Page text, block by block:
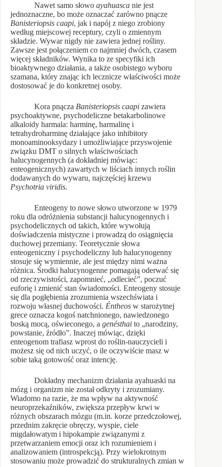
Nawet samo słowo ayahuasca nie jest
jednoznaczne, bo może oznaczać zarówno pnącze
Banisteriopsis caapi, jak i napój z niego zrobiony
według miejscowej receptury, czyli o zmiennym
składzie. Wywar nigdy nie zawiera jednej rośliny.
Zawsze jest połączeniem co najmniej dwóch, czasem
więcej składników. Wynika to ze specyfiki ich
bioaktywnego działania, a także osobistego wyboru
szamana, który znając ich lecznicze właściwości może
dostosować je do konkretnej osoby.
Kora pnącza Banisteriopsis caapi zawiera
psychoaktywne, psychodeliczne betakarbolinowe
alkaloidy harmala: harminę, harmalinę i
tetrahydroharminę działające jako inhibitory
monoaminooksydazy i umożliwiające przyswojenie
związku DMT o silnych właściwościach
halucynogennych (a dokładniej mówiąc:
enteogenicznych) zawartych w liściach innych roślin
dodawanych do wywaru, najczęściej krzewu
Psychotria viridis.
Enteogeny to nowe słowo utworzone w 1979
roku dla odróżnienia substancji halucynogennych i
psychodelicznych od takich, które wywołują
doświadczenia mistyczne i prowadzą do osiągnięcia
duchowej przemiany. Teoretycznie słowa
enteogeniczny i psychodeliczny lub halucynogenny
stosuje się wymiennie, ale jest między nimi ważna
różnica. Środki halucynogenne pomagają oderwać się
od rzeczywistości, zapomnieć, „odlecieć”, poczuć
euforię i zmienić stan świadomości. Enteogeny stosuje
się dla pogłębienia zrozumienia wszechświata i
rozwoju własnej duchowości. Éntheos w starożytnej
grece oznacza kogoś natchnionego, nawiedzonego
boską mocą, oświeconego, a genésthai to „narodziny,
powstanie, źródło”. Inaczej mówiąc, dzięki
enteogenom trafiasz wprost do roślin-nauczycieli i
możesz się od nich uczyć, o ile oczywiście masz w
sobie taką gotowość oraz intencję.
Dokładny mechanizm działania ayahuaski na
mózg i organizm nie został odkryty i zrozumiany.
Wiadomo na razie, że ma wpływ na aktywność
neuroprzekaźników, zwiększa przepływ krwi w
różnych obszarach mózgu (m.in. korze przedczołowej,
przednim zakręcie obręczy, wyspie, ciele
migdałowatym i hipokampie związanymi z
przetwarzaniem emocji oraz ich rozumieniem i
analizowaniem (introspekcją). Przy wielokrotnym
stosowaniu może prowadzić do strukturalnych zmian w